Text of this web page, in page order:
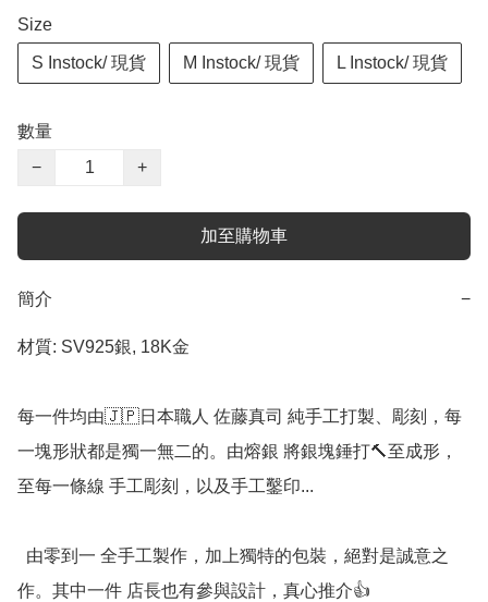
Size
S Instock/ 現貨 M Instock/ 現貨 L Instock/ 現貨
數量
−
+
加至購物車
簡介 −
材質: SV925銀, 18K金
每一件均由🇯🇵日本職人 佐藤真司 純手工打製、彫刻，每
一塊形狀都是獨一無二的。由熔銀 將銀塊錘打🔨至成形，
至每一條線 手工彫刻，以及手工鑿印...
作。其中一件 店長也有參與設計，真心推介👍